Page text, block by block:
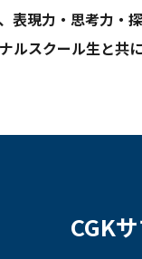
表現力・思考力・
ルスクール生と共
CGK